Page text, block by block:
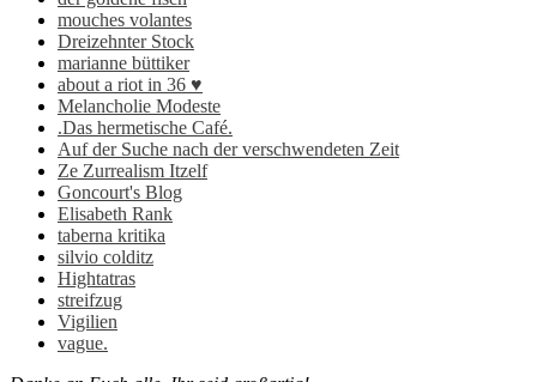
mouches volantes
Dreizehnter Stock
marianne büttiker
about a riot in 36 ♥
Melancholie Modeste
.Das hermetische Café.
Auf der Suche nach der verschwendeten Zeit
Ze Zurrealism Itzelf
Goncourt's Blog
Elisabeth Rank
taberna kritika
silvio colditz
Hightatras
streifzug
Vigilien
vague.